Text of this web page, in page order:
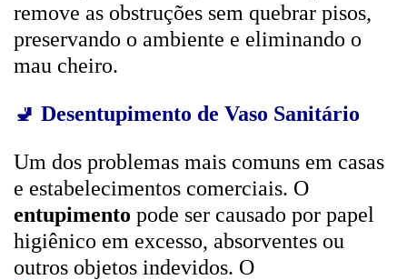
remove as obstruções sem quebrar pisos,
preservando o ambiente e eliminando o
mau cheiro.
🚽 Desentupimento de Vaso Sanitário
Um dos problemas mais comuns em casas
e estabelecimentos comerciais. O
entupimento pode ser causado por papel
higiênico em excesso, absorventes ou
outros objetos indevidos. O